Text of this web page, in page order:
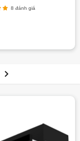
8 đánh giá